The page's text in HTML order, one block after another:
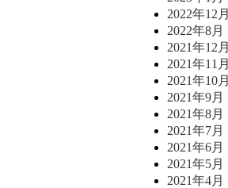
2022年12月
2022年8月
2021年12月
2021年11月
2021年10月
2021年9月
2021年8月
2021年7月
2021年6月
2021年5月
2021年4月